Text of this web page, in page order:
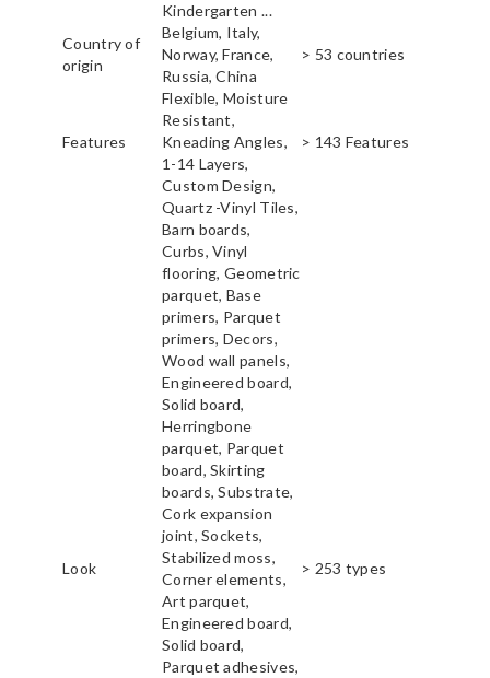
Kindergarten ...
Country of
origin
Belgium, Italy,
Norway, France,
Russia, China
> 53 countries
Features
Flexible, Moisture
Resistant,
Kneading Angles,
1-14 Layers,
Custom Design,
> 143 Features
Look
Quartz -Vinyl Tiles,
Barn boards,
Curbs, Vinyl
flooring, Geometric
parquet, Base
primers, Parquet
primers, Decors,
Wood wall panels,
Engineered board,
Solid board,
Herringbone
parquet, Parquet
board, Skirting
boards, Substrate,
Cork expansion
joint, Sockets,
Stabilized moss,
Corner elements,
Art parquet,
Engineered board,
Solid board,
Parquet adhesives,
> 253 types